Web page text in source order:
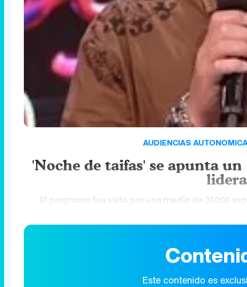
AUDIENCIAS
'Noche de taifas' se apunta
El programa fue visto por una media de 37.000
Este contenido es